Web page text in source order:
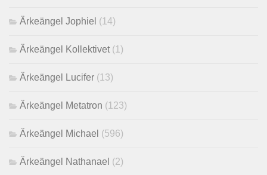
Ärkeängel Jophiel (14)
Ärkeängel Kollektivet (1)
Ärkeängel Lucifer (13)
Ärkeängel Metatron (123)
Ärkeängel Michael (596)
Ärkeängel Nathanael (2)